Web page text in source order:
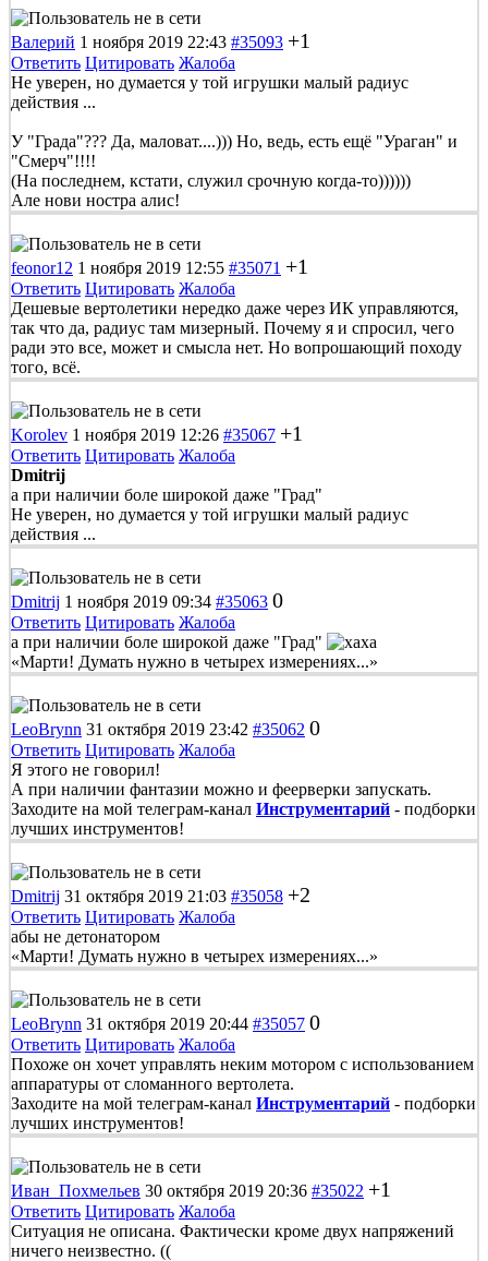
Валерий 1 ноября 2019 22:43 #35093 +1
Ответить Цитировать Жалоба
Не уверен, но думается у той игрушки малый радиус
действия ...
У "Града"??? Да, маловат....))) Но, ведь, есть ещё "Ураган" и
"Смерч"!!!!
(На последнем, кстати, служил срочную когда-то))))))
Але нови ностра алис!
feonor12 1 ноября 2019 12:55 #35071 +1
Ответить Цитировать Жалоба
Дешевые вертолетики нередко даже через ИК управляются,
так что да, радиус там мизерный. Почему я и спросил, чего
ради это все, может и смысла нет. Но вопрошающий походу
того, всё.
Korolev 1 ноября 2019 12:26 #35067 +1
Ответить Цитировать Жалоба
Dmitrij
а при наличии боле широкой даже "Град"
Не уверен, но думается у той игрушки малый радиус
действия ...
Dmitrij 1 ноября 2019 09:34 #35063 0
Ответить Цитировать Жалоба
а при наличии боле широкой даже "Град"
«Марти! Думать нужно в четырех измерениях...»
LeoBrynn 31 октября 2019 23:42 #35062 0
Ответить Цитировать Жалоба
Я этого не говорил!
А при наличии фантазии можно и феерверки запускать.
Заходите на мой телеграм-канал Инструментарий - подборки
лучших инструментов!
Dmitrij 31 октября 2019 21:03 #35058 +2
Ответить Цитировать Жалоба
абы не детонатором
«Марти! Думать нужно в четырех измерениях...»
LeoBrynn 31 октября 2019 20:44 #35057 0
Ответить Цитировать Жалоба
Похоже он хочет управлять неким мотором с использованием
аппаратуры от сломанного вертолета.
Заходите на мой телеграм-канал Инструментарий - подборки
лучших инструментов!
Иван_Похмельев 30 октября 2019 20:36 #35022 +1
Ответить Цитировать Жалоба
Ситуация не описана. Фактически кроме двух напряжений
ничего неизвестно. ((